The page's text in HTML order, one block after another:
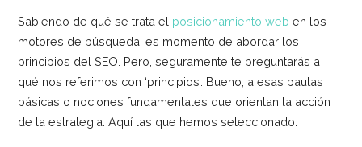
Sabiendo de qué se trata el posicionamiento web en los
motores de búsqueda, es momento de abordar los
principios del SEO. Pero, seguramente te preguntarás a
qué nos referimos con ‘principios’. Bueno, a esas pautas
básicas o nociones fundamentales que orientan la acción
de la estrategia. Aquí las que hemos seleccionado: